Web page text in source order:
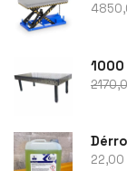
1000
22,00